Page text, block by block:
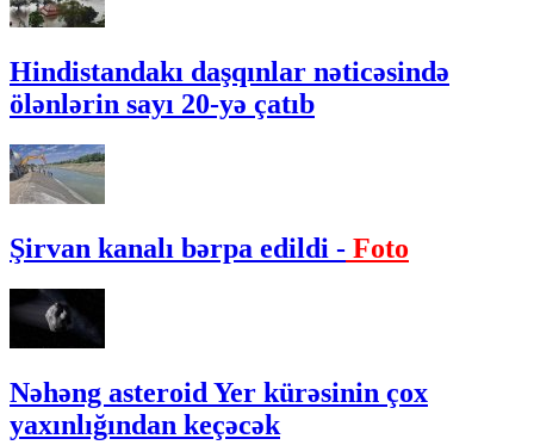
Hindistandakı daşqınlar nəticəsində
ölənlərin sayı 20-yə çatıb
Şirvan kanalı bərpa edildi - Foto
Nəhəng asteroid Yer kürəsinin çox
yaxınlığından keçəcək